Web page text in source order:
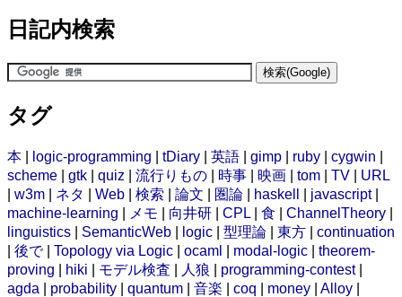
日記内検索
タグ
本 logic-programming tDiary 英語 gimp ruby cygwin
scheme
gtk quiz 流行りもの 時事 映画 tom TV
URL
w3m ネタ Web 検索 論文 圏論 haskell javascript|
machine-learning
メモ 向井研 CPL 食 ChannelTheory
linguistics
SemanticWeb logic 型理論 東方
continuation
後で| Topology via Logic ocaml modal-logic
theorem-
proving
hiki モデル検査 人狼 programming-contest|
agda
probability quantum 音楽 coq money Alloy